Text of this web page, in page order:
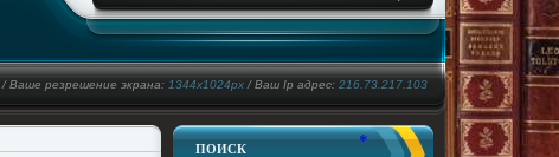
*
/ Ваше резрешение экрана: 1344x1024px / Ваш Ip адрес: 216.73.217.103
ПОИСК